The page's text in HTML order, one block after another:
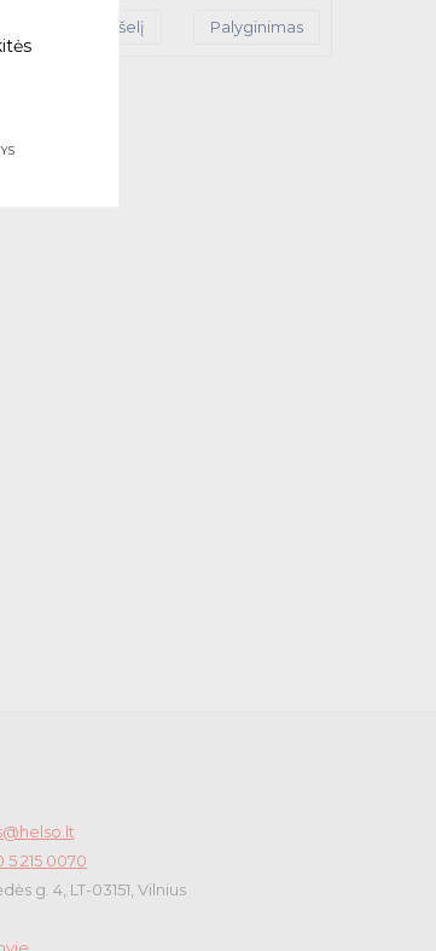
Į krepšelį Palyginimas
5 215 0070
g. 4, LT-03151, Vilnius